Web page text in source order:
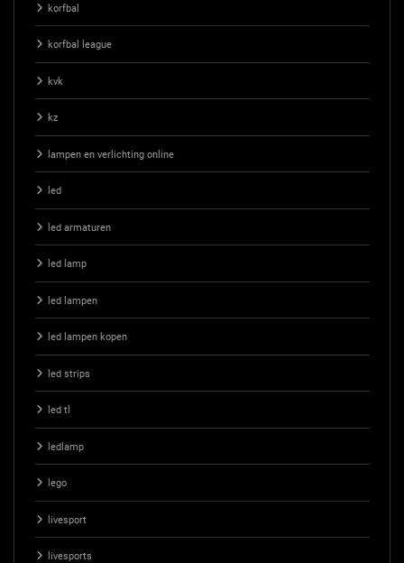
korfbal
korfbal league
kvk
kz
lampen en verlichting online
led
led armaturen
led lamp
led lampen
led lampen kopen
led strips
led tl
ledlamp
lego
livesport
livesports